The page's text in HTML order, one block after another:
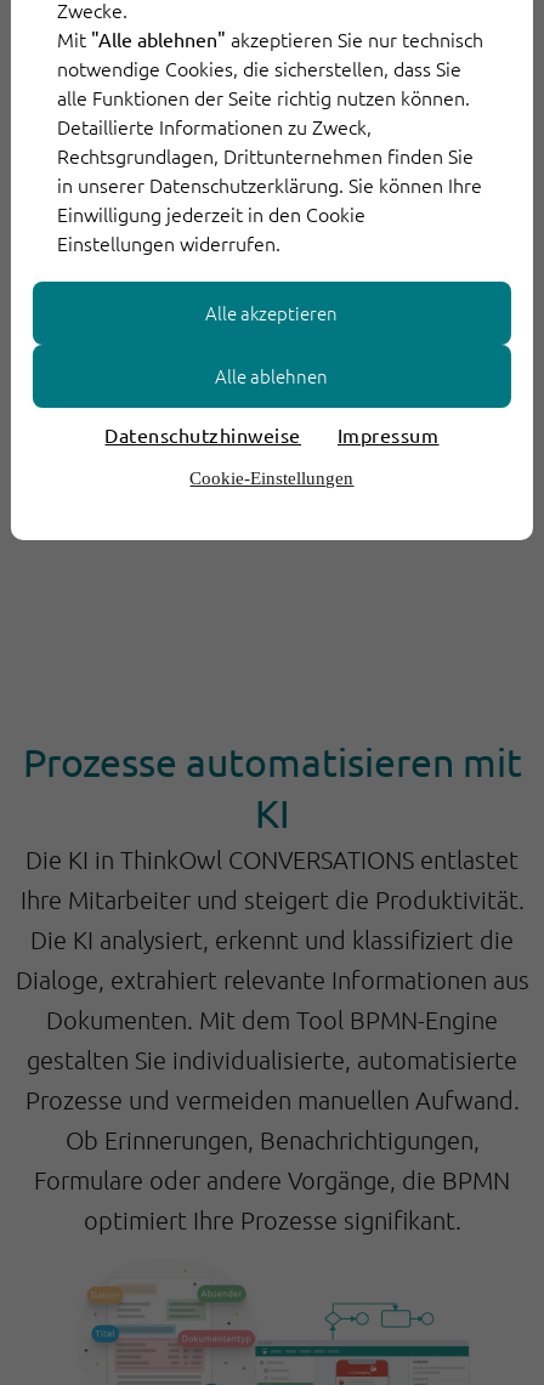
Zwecke.
Mit "Alle ablehnen" akzeptieren Sie nur technisch
notwendige Cookies, die sicherstellen, dass Sie
alle Funktionen der Seite richtig nutzen können.
Detaillierte Informationen zu Zweck,
Rechtsgrundlagen, Drittunternehmen finden Sie
in unserer Datenschutzerklärung. Sie können Ihre
Einwilligung jederzeit in den Cookie
Einstellungen widerrufen.
Datenschutzhinweise Impressum
Cookie-Einstellungen
Alle ablehnen
Alle akzeptieren
empfangen – entweder als Einmalversand
(Secure-E-Mail) oder in Form einer digitalen
Postbox. Empfänger rufen die Dokumente
ganz einfach via fileee-App oder Browser ab.
Mittels Mobile Capture werden aus
Smartphone-Fotos von Dokumenten
hochwertige Scans.
Prozesse automatisieren mit
KI
Die KI in ThinkOwl CONVERSATIONS entlastet
Ihre Mitarbeiter und steigert die Produktivität.
Die KI analysiert, erkennt und klassifiziert die
Dialoge, extrahiert relevante Informationen aus
Dokumenten. Mit dem Tool BPMN-Engine
gestalten Sie individualisierte, automatisierte
Prozesse und vermeiden manuellen Aufwand.
Ob Erinnerungen, Benachrichtigungen,
Formulare oder andere Vorgänge, die BPMN
optimiert Ihre Prozesse signifikant.